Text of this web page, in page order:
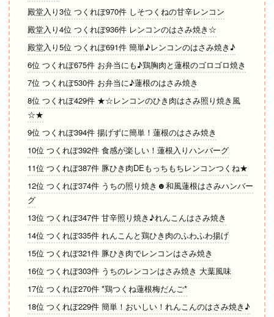
殿堂入り3位 つくれぽ970件 しそつくねの甘辛レンコン
殿堂入り4位 つくれぽ936件 レンコンのはさみ焼き☆
殿堂入り5位 つくれぽ691件 簡単♪レンコンのはさみ焼き♪
6位 つくれぽ675件 お弁当にも♪鶏胸肉と蓮根のゴロゴロ焼き
7位 つくれぽ530件 お弁当に♪蓮根のはさみ焼き
8位 つくれぽ429件 ★☆レンコンのひき肉はさみ照り焼き風
☆★
9位 つくれぽ394件 揚げずに簡単！蓮根のはさみ焼き
10位 つくれぽ392件 食感が楽しい！蓮根入りハンバーグ
11位 つくれぽ387件 豚ひき肉DEもっちもちレンコンつくね★
12位 つくれぽ374件 うちの照り焼き☻和風蓮根はさみハンバー
グ
13位 つくれぽ347件 甘辛照り焼き♪れんこんはさみ焼き
14位 つくれぽ335件 れんこんと鶏ひき肉のふわふわ揚げ
15位 つくれぽ321件 豚ひき肉でレンコンはさみ焼き
16位 つくれぽ303件 うちのレンコンはさみ焼き 大葉風味
17位 つくれぽ270件 *鶏つくね蓮根梅だんご*
18位 つくれぽ229件 簡単！おいしい！れんこんのはさみ焼き♪